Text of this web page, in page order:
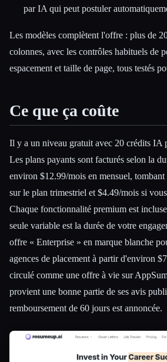
par IA qui peut postuler
Les modèles complètent l'offre : plus de
colonnes, avec les contrôles habituels de
espacement et taille de page, tous testés
Ce que ça coûte
Il y a un niveau gratuit avec 20 crédits IA
Les plans payants sont facturés selon la
environ $12.99/mois en mensuel,
sur le plan trimestriel et $4.49/mois si
Chaque fonctionnalité premium est
seule variable est la durée de votre
offre « Enterprise » en marque blanche
agences de placement à partir d'environ
circulé comme une offre à vie sur
provient une bonne partie de ses avis
remboursement de 60 jours est annoncée.